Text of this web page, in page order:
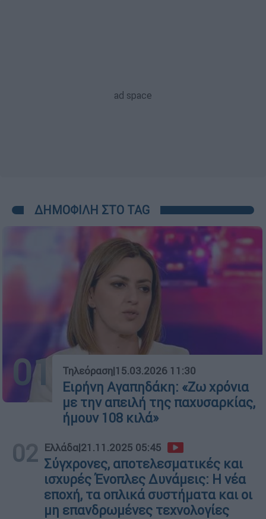
ΔΗΜΟΦΙΛΗ ΣΤΟ TAG
01 Τηλεόραση|15.03.2026 11:30
Ειρήνη Αγαπηδάκη: «Ζω χρόνια
με την απειλή της παχυσαρκίας,
ήμουν 108 κιλά»
02 Ελλάδα|21.11.2025 05:45
Σύγχρονες, αποτελεσματικές και
ισχυρές Ένοπλες Δυνάμεις: Η νέα
εποχή, τα οπλικά συστήματα και οι
μη επανδρωμένες τεχνολογίες